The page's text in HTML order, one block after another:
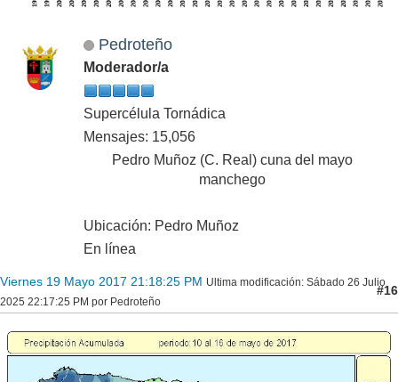
Pedroteño
Moderador/a
Supercélula Tornádica
Mensajes: 15,056
Pedro Muñoz (C. Real) cuna del mayo
manchego
Ubicación: Pedro Muñoz
En línea
Viernes 19 Mayo 2017 21:18:25 PM Ultima modificación: Sábado 26 Julio
2025 22:17:25 PM por Pedroteño
#16